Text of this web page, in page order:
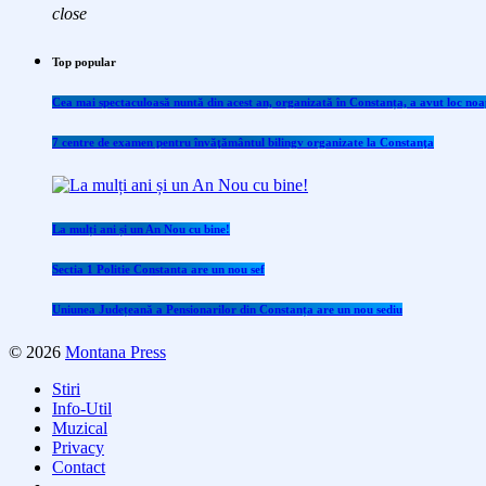
close
Top popular
Cea mai spectaculoasă nuntă din acest an, organizată în Constanța, a avut loc
7 centre de examen pentru învăţământul bilingv organizate la Constanţa
La mulți ani și un An Nou cu bine!
Sectia 1 Politie Constanta are un nou sef
Uniunea Județeană a Pensionarilor din Constanța are un nou sediu
© 2026 Montana Press
Stiri
Info-Util
Muzical
Privacy
Contact